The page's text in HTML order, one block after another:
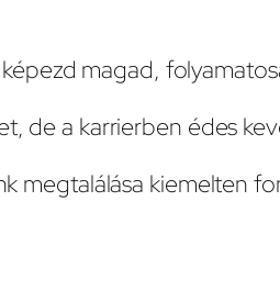
magad,
de a karrierben édes
megtalálása kiemelten